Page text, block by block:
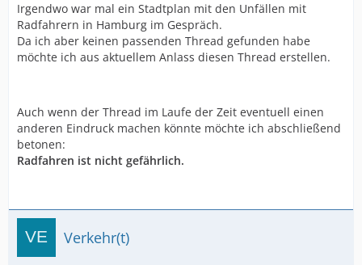
Irgendwo war mal ein Stadtplan mit den Unfällen mit
Radfahrern in Hamburg im Gespräch.
Da ich aber keinen passenden Thread gefunden habe
möchte ich aus aktuellem Anlass diesen Thread erstellen.
Auch wenn der Thread im Laufe der Zeit eventuell einen
anderen Eindruck machen könnte möchte ich abschließend
betonen:
Radfahren ist nicht gefährlich.
Verkehr(t)